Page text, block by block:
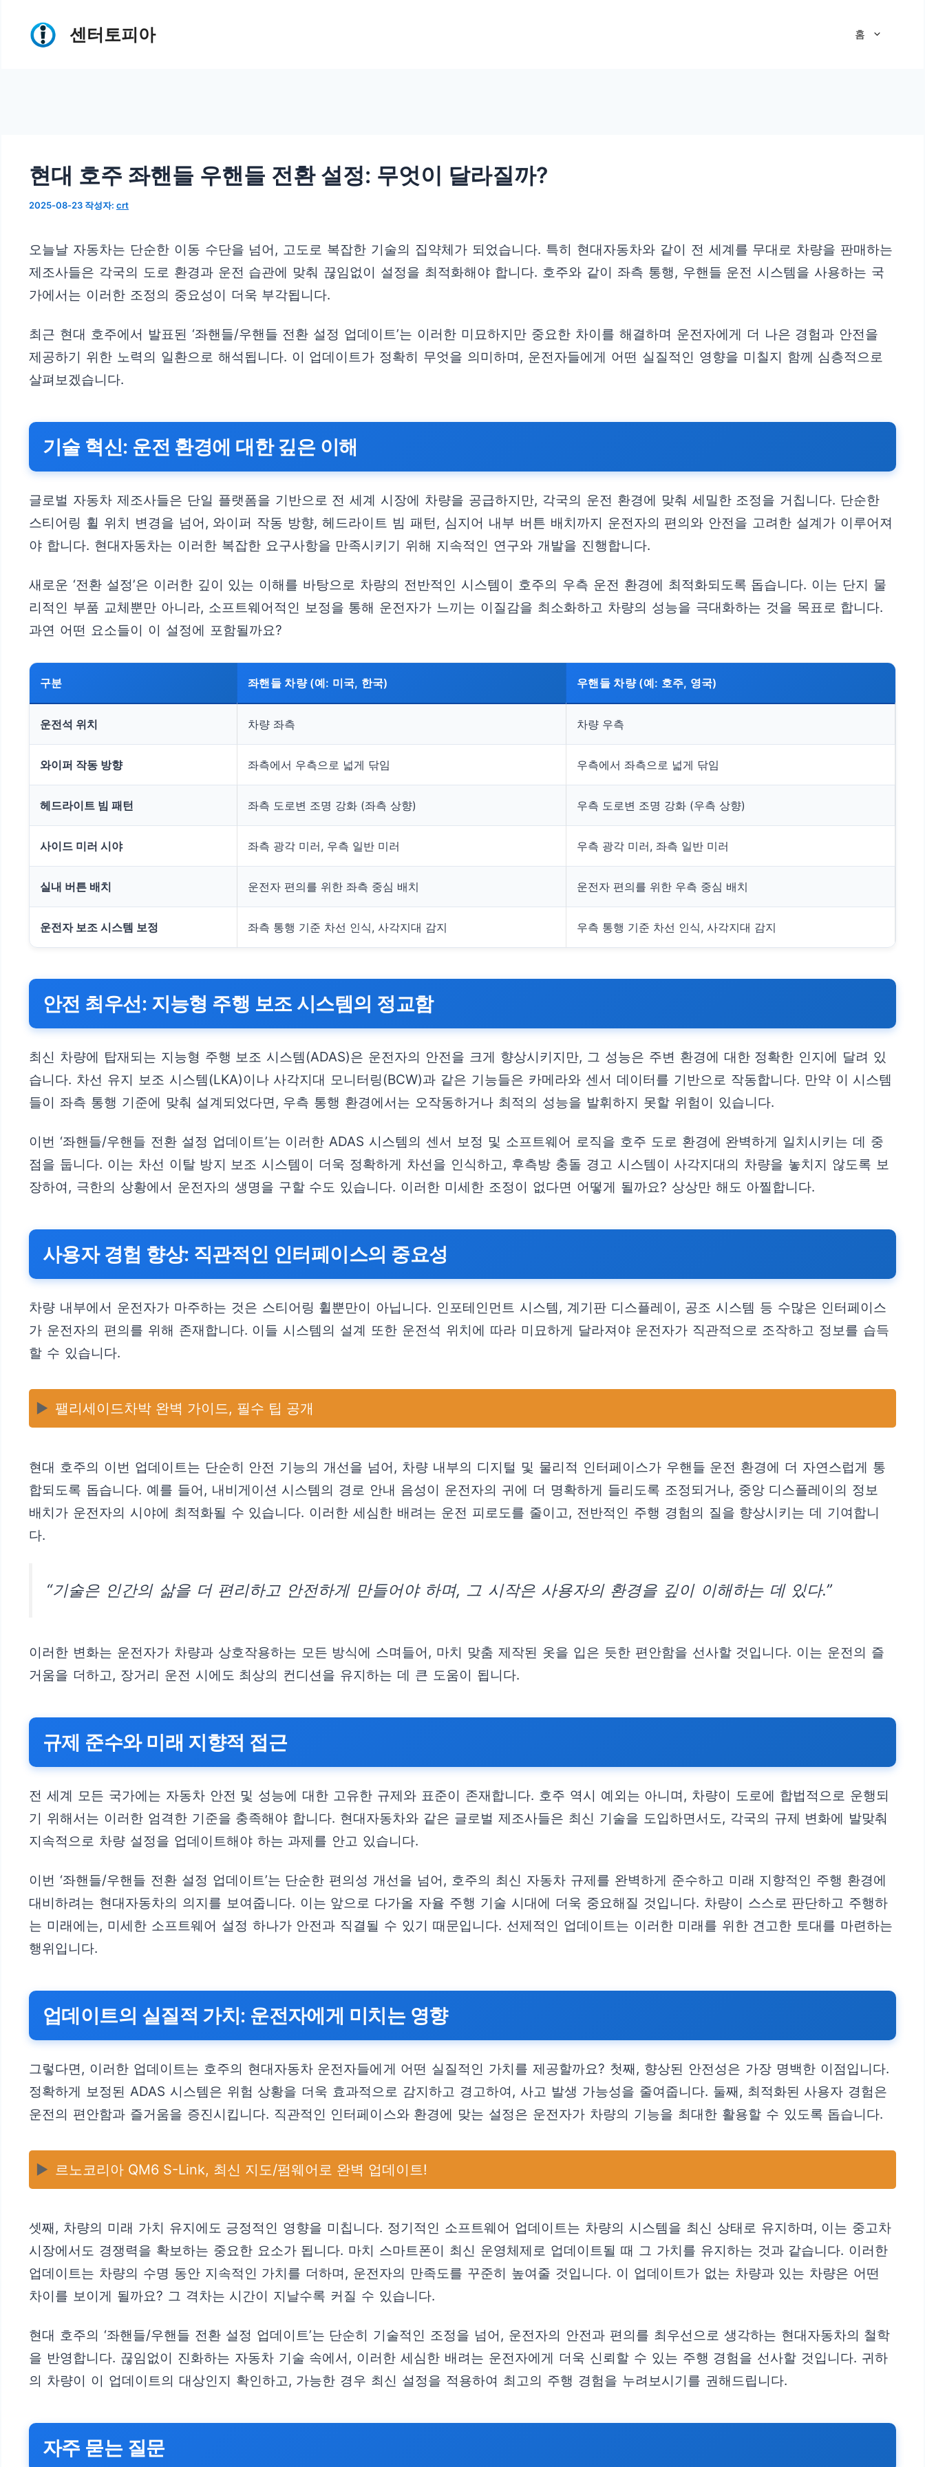
센터토피아 홈
현대 호주 좌핸들 우핸들 전환 설정: 무엇이 달라질까?
2025-08-23 작성자: crt
오늘날 자동차는 단순한 이동 수단을 넘어, 고도로 복잡한 기술의 집약체가 되었습니다. 특히 현대자동차와 같이 전 세계를 무대로 차량을 판매하는
제조사들은 각국의 도로 환경과 운전 습관에 맞춰 끊임없이 설정을 최적화해야 합니다. 호주와 같이 좌측 통행, 우핸들 운전 시스템을 사용하는 국
가에서는 이러한 조정의 중요성이 더욱 부각됩니다.
최근 현대 호주에서 발표된 ‘좌핸들/우핸들 전환 설정 업데이트’는 이러한 미묘하지만 중요한 차이를 해결하며 운전자에게 더 나은 경험과 안전을
제공하기 위한 노력의 일환으로 해석됩니다. 이 업데이트가 정확히 무엇을 의미하며, 운전자들에게 어떤 실질적인 영향을 미칠지 함께 심층적으로
살펴보겠습니다.
기술 혁신: 운전 환경에 대한 깊은 이해
글로벌 자동차 제조사들은 단일 플랫폼을 기반으로 전 세계 시장에 차량을 공급하지만, 각국의 운전 환경에 맞춰 세밀한 조정을 거칩니다. 단순한
스티어링 휠 위치 변경을 넘어, 와이퍼 작동 방향, 헤드라이트 빔 패턴, 심지어 내부 버튼 배치까지 운전자의 편의와 안전을 고려한 설계가 이루어져
야 합니다. 현대자동차는 이러한 복잡한 요구사항을 만족시키기 위해 지속적인 연구와 개발을 진행합니다.
새로운 ‘전환 설정’은 이러한 깊이 있는 이해를 바탕으로 차량의 전반적인 시스템이 호주의 우측 운전 환경에 최적화되도록 돕습니다. 이는 단지 물
리적인 부품 교체뿐만 아니라, 소프트웨어적인 보정을 통해 운전자가 느끼는 이질감을 최소화하고 차량의 성능을 극대화하는 것을 목표로 합니다.
과연 어떤 요소들이 이 설정에 포함될까요?
구분 좌핸들 차량 (예: 미국, 한국) 우핸들 차량 (예: 호주, 영국)
운전석 위치 차량 좌측 차량 우측
와이퍼 작동 방향 좌측에서 우측으로 넓게 닦임 우측에서 좌측으로 넓게 닦임
헤드라이트 빔 패턴 좌측 도로변 조명 강화 (좌측 상향) 우측 도로변 조명 강화 (우측 상향)
사이드 미러 시야 좌측 광각 미러, 우측 일반 미러 우측 광각 미러, 좌측 일반 미러
실내 버튼 배치 운전자 편의를 위한 좌측 중심 배치 운전자 편의를 위한 우측 중심 배치
운전자 보조 시스템 보정 좌측 통행 기준 차선 인식, 사각지대 감지 우측 통행 기준 차선 인식, 사각지대 감지
안전 최우선: 지능형 주행 보조 시스템의 정교함
최신 차량에 탑재되는 지능형 주행 보조 시스템(ADAS)은 운전자의 안전을 크게 향상시키지만, 그 성능은 주변 환경에 대한 정확한 인지에 달려 있
습니다. 차선 유지 보조 시스템(LKA)이나 사각지대 모니터링(BCW)과 같은 기능들은 카메라와 센서 데이터를 기반으로 작동합니다. 만약 이 시스템
들이 좌측 통행 기준에 맞춰 설계되었다면, 우측 통행 환경에서는 오작동하거나 최적의 성능을 발휘하지 못할 위험이 있습니다.
이번 ‘좌핸들/우핸들 전환 설정 업데이트’는 이러한 ADAS 시스템의 센서 보정 및 소프트웨어 로직을 호주 도로 환경에 완벽하게 일치시키는 데 중
점을 둡니다. 이는 차선 이탈 방지 보조 시스템이 더욱 정확하게 차선을 인식하고, 후측방 충돌 경고 시스템이 사각지대의 차량을 놓치지 않도록 보
장하여, 극한의 상황에서 운전자의 생명을 구할 수도 있습니다. 이러한 미세한 조정이 없다면 어떻게 될까요? 상상만 해도 아찔합니다.
사용자 경험 향상: 직관적인 인터페이스의 중요성
차량 내부에서 운전자가 마주하는 것은 스티어링 휠뿐만이 아닙니다. 인포테인먼트 시스템, 계기판 디스플레이, 공조 시스템 등 수많은 인터페이스
가 운전자의 편의를 위해 존재합니다. 이들 시스템의 설계 또한 운전석 위치에 따라 미묘하게 달라져야 운전자가 직관적으로 조작하고 정보를 습득
할 수 있습니다.
▶️ 팰리세이드차박 완벽 가이드, 필수 팁 공개
현대 호주의 이번 업데이트는 단순히 안전 기능의 개선을 넘어, 차량 내부의 디지털 및 물리적 인터페이스가 우핸들 운전 환경에 더 자연스럽게 통
합되도록 돕습니다. 예를 들어, 내비게이션 시스템의 경로 안내 음성이 운전자의 귀에 더 명확하게 들리도록 조정되거나, 중앙 디스플레이의 정보
배치가 운전자의 시야에 최적화될 수 있습니다. 이러한 세심한 배려는 운전 피로도를 줄이고, 전반적인 주행 경험의 질을 향상시키는 데 기여합니
다.
“기술은 인간의 삶을 더 편리하고 안전하게 만들어야 하며, 그 시작은 사용자의 환경을 깊이 이해하는 데 있다.”
이러한 변화는 운전자가 차량과 상호작용하는 모든 방식에 스며들어, 마치 맞춤 제작된 옷을 입은 듯한 편안함을 선사할 것입니다. 이는 운전의 즐
거움을 더하고, 장거리 운전 시에도 최상의 컨디션을 유지하는 데 큰 도움이 됩니다.
규제 준수와 미래 지향적 접근
전 세계 모든 국가에는 자동차 안전 및 성능에 대한 고유한 규제와 표준이 존재합니다. 호주 역시 예외는 아니며, 차량이 도로에 합법적으로 운행되
기 위해서는 이러한 엄격한 기준을 충족해야 합니다. 현대자동차와 같은 글로벌 제조사들은 최신 기술을 도입하면서도, 각국의 규제 변화에 발맞춰
지속적으로 차량 설정을 업데이트해야 하는 과제를 안고 있습니다.
이번 ‘좌핸들/우핸들 전환 설정 업데이트’는 단순한 편의성 개선을 넘어, 호주의 최신 자동차 규제를 완벽하게 준수하고 미래 지향적인 주행 환경에
대비하려는 현대자동차의 의지를 보여줍니다. 이는 앞으로 다가올 자율 주행 기술 시대에 더욱 중요해질 것입니다. 차량이 스스로 판단하고 주행하
는 미래에는, 미세한 소프트웨어 설정 하나가 안전과 직결될 수 있기 때문입니다. 선제적인 업데이트는 이러한 미래를 위한 견고한 토대를 마련하는
행위입니다.
업데이트의 실질적 가치: 운전자에게 미치는 영향
그렇다면, 이러한 업데이트는 호주의 현대자동차 운전자들에게 어떤 실질적인 가치를 제공할까요? 첫째, 향상된 안전성은 가장 명백한 이점입니다.
정확하게 보정된 ADAS 시스템은 위험 상황을 더욱 효과적으로 감지하고 경고하여, 사고 발생 가능성을 줄여줍니다. 둘째, 최적화된 사용자 경험은
운전의 편안함과 즐거움을 증진시킵니다. 직관적인 인터페이스와 환경에 맞는 설정은 운전자가 차량의 기능을 최대한 활용할 수 있도록 돕습니다.
▶️ 르노코리아 QM6 S-Link, 최신 지도/펌웨어로 완벽 업데이트!
셋째, 차량의 미래 가치 유지에도 긍정적인 영향을 미칩니다. 정기적인 소프트웨어 업데이트는 차량의 시스템을 최신 상태로 유지하며, 이는 중고차
시장에서도 경쟁력을 확보하는 중요한 요소가 됩니다. 마치 스마트폰이 최신 운영체제로 업데이트될 때 그 가치를 유지하는 것과 같습니다. 이러한
업데이트는 차량의 수명 동안 지속적인 가치를 더하며, 운전자의 만족도를 꾸준히 높여줄 것입니다. 이 업데이트가 없는 차량과 있는 차량은 어떤
차이를 보이게 될까요? 그 격차는 시간이 지날수록 커질 수 있습니다.
현대 호주의 ‘좌핸들/우핸들 전환 설정 업데이트’는 단순히 기술적인 조정을 넘어, 운전자의 안전과 편의를 최우선으로 생각하는 현대자동차의 철학
을 반영합니다. 끊임없이 진화하는 자동차 기술 속에서, 이러한 세심한 배려는 운전자에게 더욱 신뢰할 수 있는 주행 경험을 선사할 것입니다. 귀하
의 차량이 이 업데이트의 대상인지 확인하고, 가능한 경우 최신 설정을 적용하여 최고의 주행 경험을 누려보시기를 권해드립니다.
자주 묻는 질문